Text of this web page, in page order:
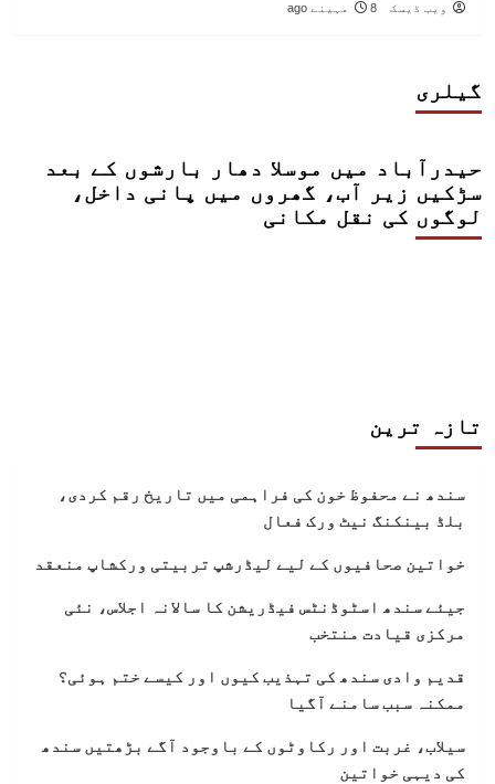
ویب ڈیسک 8 مہینے ago
گیلری
حیدرآباد میں موسلا دھار بارشوں کے بعد
سڑکیں زیر آب، گھروں میں پانی داخل،
لوگوں کی نقل مکانی
تازہ ترین
سندھ نے محفوظ خون کی فراہمی میں تاریخ رقم کردی،
بلڈ بینکنگ نیٹ ورک فعال
خواتین صحافیوں کے لیے لیڈرشپ تربیتی ورکشاپ منعقد
جیئے سندھ اسٹوڈنٹس فیڈریشن کا سالانہ اجلاس، نئی
مرکزی قیادت منتخب
قدیم وادی سندھ کی تہذیب کیوں اور کیسے ختم ہوئی؟
ممکنہ سبب سامنے آگیا
سیلاب، غربت اور رکاوٹوں کے باوجود آگے بڑھتیں سندھ
کی دیہی خواتین